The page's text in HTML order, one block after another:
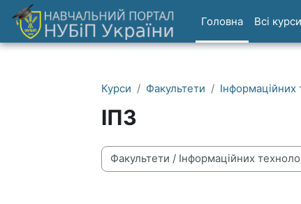
Перейти до головного вмісту
Головна
Всі курси
Курси Факультети Інформаційних
ІПЗ
Категорії курсів